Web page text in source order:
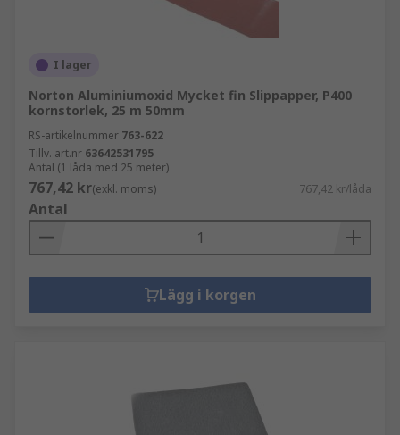
I lager
Norton Aluminiumoxid Mycket fin Slippapper, P400
kornstorlek, 25 m 50mm
RS-artikelnummer 763-622
Tillv. art.nr 63642531795
Antal (1 låda med 25 meter)
767,42 kr(exkl. moms) 767,42 kr/låda
Antal
Lägg i korgen